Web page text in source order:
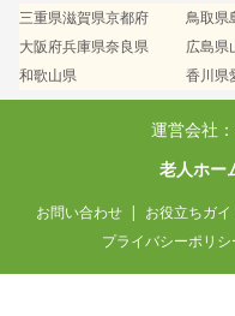
三重県滋賀県京都府
大阪府兵庫県奈良県
和歌山県
鳥取県
広島県
香川県
運営会社
老人ホー
お問い合わせ お役立ちガイ
プライバシーポリシ